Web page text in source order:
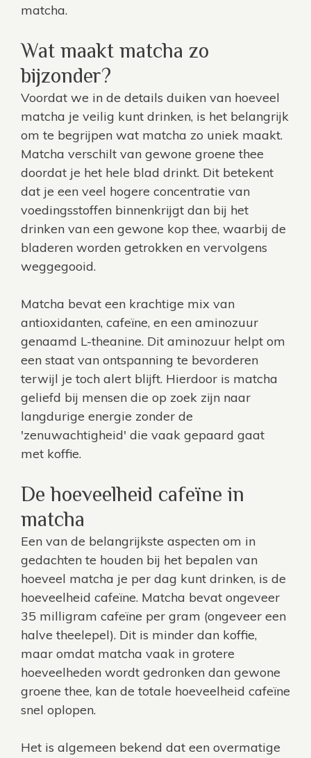
matcha.
Wat maakt matcha zo
bijzonder?
Voordat we in de details duiken van hoeveel
matcha je veilig kunt drinken, is het belangrijk
om te begrijpen wat matcha zo uniek maakt.
Matcha verschilt van gewone groene thee
doordat je het hele blad drinkt. Dit betekent
dat je een veel hogere concentratie van
voedingsstoffen binnenkrijgt dan bij het
drinken van een gewone kop thee, waarbij de
bladeren worden getrokken en vervolgens
weggegooid.
Matcha bevat een krachtige mix van
antioxidanten, cafeïne, en een aminozuur
genaamd L-theanine. Dit aminozuur helpt om
een staat van ontspanning te bevorderen
terwijl je toch alert blijft. Hierdoor is matcha
geliefd bij mensen die op zoek zijn naar
langdurige energie zonder de
'zenuwachtigheid' die vaak gepaard gaat
met koffie.
De hoeveelheid cafeïne in
matcha
Een van de belangrijkste aspecten om in
gedachten te houden bij het bepalen van
hoeveel matcha je per dag kunt drinken, is de
hoeveelheid cafeïne. Matcha bevat ongeveer
35 milligram cafeïne per gram (ongeveer een
halve theelepel). Dit is minder dan koffie,
maar omdat matcha vaak in grotere
hoeveelheden wordt gedronken dan gewone
groene thee, kan de totale hoeveelheid cafeïne
snel oplopen.
Het is algemeen bekend dat een overmatige